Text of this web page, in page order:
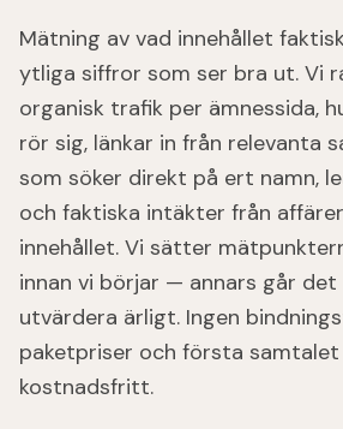
Mätning av vad innehållet
ytliga siffror som ser bra ut. Vi
organisk trafik per ämnessida,
rör sig, länkar in från relevanta
som söker direkt på ert namn,
och faktiska intäkter från
innehållet. Vi sätter
innan vi börjar — annars går
utvärdera ärligt. Ingen
paketpriser och första
kostnadsfritt.